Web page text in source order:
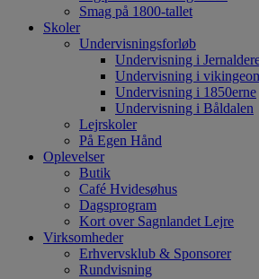
Smag på 1800-tallet
Skoler
Undervisningsforløb
Undervisning i
Undervisning i
Undervisning i 1850erne
Undervisning i Båldalen
Lejrskoler
På Egen Hånd
Oplevelser
Butik
Café Hvidesøhus
Dagsprogram
Kort over Sagnlandet Lejre
Virksomheder
Erhvervsklub & Sponsorer
Rundvisning